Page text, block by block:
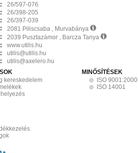
26/597-076
26/398-205
26/397-039
2081 Piliscsaba , Murvabánya
2039 Pusztazámor , Barcza Tanya
www.utilis.hu
utilis@utilis.hu
utilis@axelero.hu
kereskedelem
MINŐSÍTÉSEK
ISO 9001:2000
ISO 14001